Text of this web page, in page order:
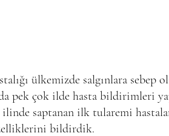
ülkemizde salgınlara sebep
pek çok ilde hasta bildirimleri
ilinde saptanan ilk tularemi
bildirdik.